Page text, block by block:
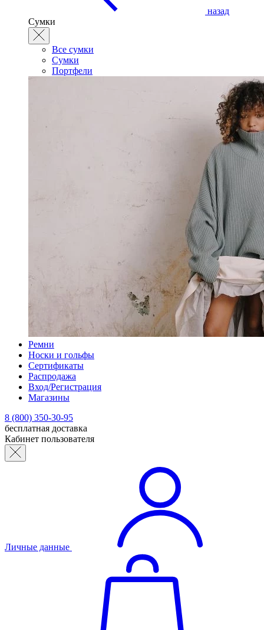
назад
Сумки
Все сумки
Сумки
Портфели
Ремни
Носки и гольфы
Сертификаты
Распродажа
Вход/Регистрация
Магазины
8 (800) 350-30-95
бесплатная доставка
Кабинет пользователя
Личные данные